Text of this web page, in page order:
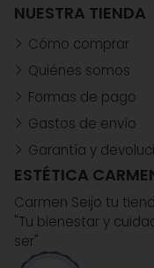
ESTÉTICA
Carmen Seijo tu
"Tu bienestar y
ser"
NUESTRA TIENDA
Cómo comprar
Quiénes somos
Formas de pago
Gastos de envío
Garantía y